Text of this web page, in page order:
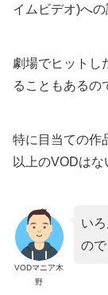
イムビデオ)への
劇場でヒットし
ることもあるの
特に目当ての作
以上のVODはな
VODマニア木
野
い
の